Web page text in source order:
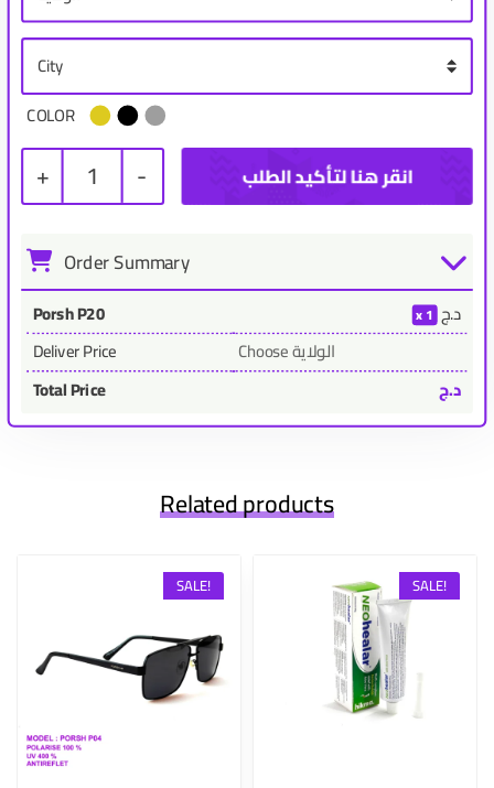
COLOR
+ 1 -
Order Summary
Porsh P20 1 د.ج
Deliver Price
Choose الولاية
Total Price
د.ج
Related products
SALE! SALE!